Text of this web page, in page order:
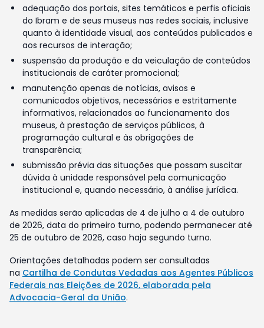
adequação dos portais, sites temáticos e perfis oficiais
do Ibram e de seus museus nas redes sociais, inclusive
quanto à identidade visual, aos conteúdos publicados e
aos recursos de interação;
suspensão da produção e da veiculação de conteúdos
institucionais de caráter promocional;
manutenção apenas de notícias, avisos e
comunicados objetivos, necessários e estritamente
informativos, relacionados ao funcionamento dos
museus, à prestação de serviços públicos, à
programação cultural e às obrigações de
transparência;
submissão prévia das situações que possam suscitar
dúvida à unidade responsável pela comunicação
institucional e, quando necessário, à análise jurídica.
As medidas serão aplicadas de 4 de julho a 4 de outubro
de 2026, data do primeiro turno, podendo permanecer até
25 de outubro de 2026, caso haja segundo turno.
Orientações detalhadas podem ser consultadas
na Cartilha de Condutas Vedadas aos Agentes Públicos
Federais nas Eleições de 2026, elaborada pela
Advocacia-Geral da União.